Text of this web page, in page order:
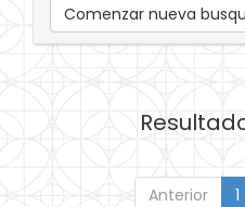
Comenzar nueva
Anterior 1